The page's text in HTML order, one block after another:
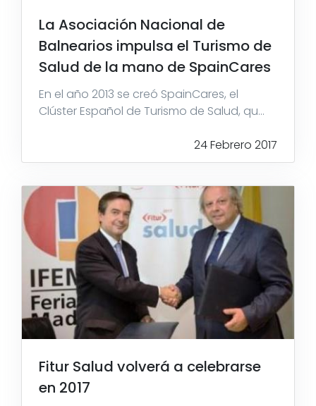
La Asociación Nacional de
Balnearios impulsa el Turismo de
Salud de la mano de SpainCares
En el año 2013 se creó SpainCares, el
Clúster Español de Turismo de Salud, qu...
24 Febrero 2017
Fitur Salud volverá a celebrarse
en 2017